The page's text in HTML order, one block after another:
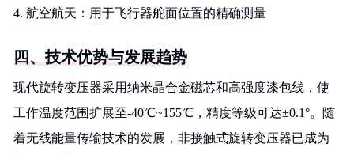
4. 航空航天：用于飞行器舵面位置的精确测量
四、技术优势与发展趋势
现代旋转变压器采用纳米晶合金磁芯和高强度漆包线，使
工作温度范围扩展至-40℃~155℃，精度等级可达±0.1°。随
着无线能量传输技术的发展，非接触式旋转变压器已成为